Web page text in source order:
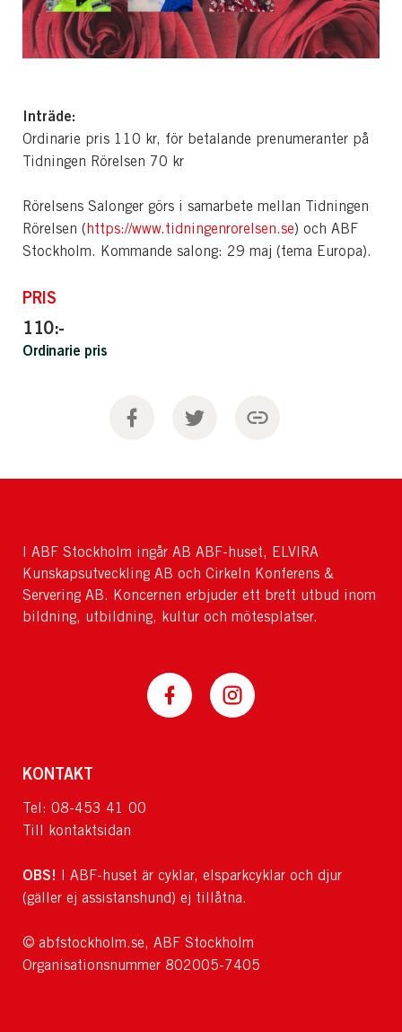
Inträde:
Ordinarie pris 110 kr, för betalande prenumeranter på
Tidningen Rörelsen 70 kr
Rörelsens Salonger görs i samarbete mellan Tidningen
Rörelsen ( https://www.tidningenrorelsen.se) och ABF
Stockholm. Kommande salong: 29 maj (tema Europa).
PRIS
110:-
Ordinarie pris
I ABF Stockholm ingår AB ABF-huset, ELVIRA
Kunskapsutveckling AB och Cirkeln Konferens &
Servering AB. Koncernen erbjuder ett brett utbud inom
bildning, utbildning, kultur och mötesplatser.
KONTAKT
Tel: 08-453 41 00
Till kontaktsidan
OBS!
I ABF-huset är cyklar, elsparkcyklar och djur
(gäller ej assistanshund) ej tillåtna.
© abfstockholm.se, ABF Stockholm
Organisationsnummer 802005-7405